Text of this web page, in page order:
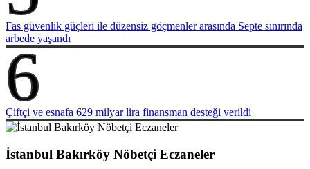
Fas güvenlik güçleri ile düzensiz göçmenler arasında Septe sınırında
arbede yaşandı
6
Çiftçi ve esnafa 629 milyar lira finansman desteği verildi
İstanbul Bakırköy Nöbetçi Eczaneler